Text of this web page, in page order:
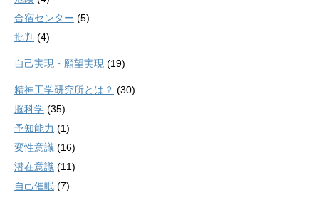
合宿センター (5)
批判 (4)
自己実現・願望実現 (19)
精神工学研究所とは？ (30)
脳科学 (35)
予知能力 (1)
変性意識 (16)
潜在意識 (11)
自己催眠 (7)